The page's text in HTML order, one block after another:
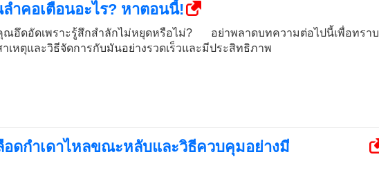
ลำคอเตือนอะไร? หาตอนนี้!
ณอึดอัดเพราะรู้สึกสำลักไม่หยุดหรือไม่? อย่าพลาดบทความต่อไปนี้เพื่อทราบ
าเหตุและวิธีจัดการกับมันอย่างรวดเร็วและมีประสิทธิภาพ
อดกำเดาไหลขณะหลับและวิธีควบคุมอย่างมี